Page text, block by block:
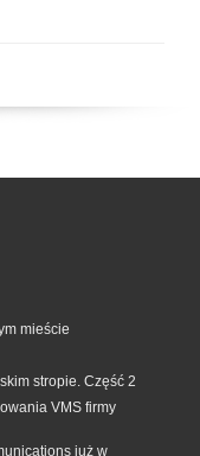
mieście
stropie. Część 2
VMS firmy
już w